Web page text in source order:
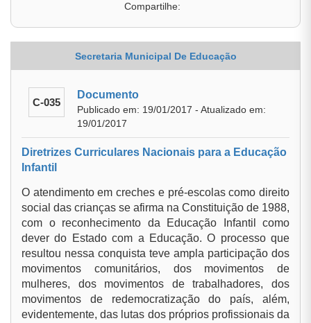
Compartilhe:
Secretaria Municipal De Educação
C-035
Documento
Publicado em: 19/01/2017 - Atualizado em:
19/01/2017
Diretrizes Curriculares Nacionais para a Educação
Infantil
O atendimento em creches e pré-escolas como direito
social das crianças se afirma na Constituição de 1988,
com o reconhecimento da Educação Infantil como
dever do Estado com a Educação. O processo que
resultou nessa conquista teve ampla participação dos
movimentos comunitários, dos movimentos de
mulheres, dos movimentos de trabalhadores, dos
movimentos de redemocratização do país, além,
evidentemente, das lutas dos próprios profissionais da